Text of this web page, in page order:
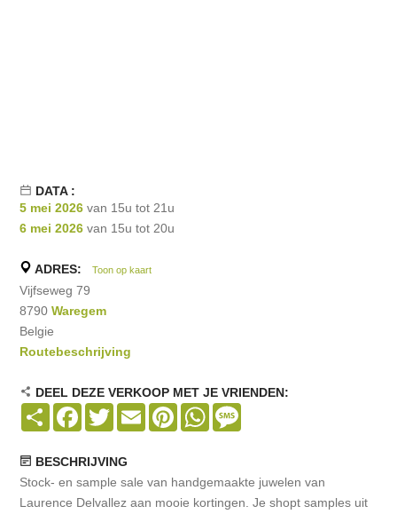
DATA :
5 mei 2026 van 15u tot 21u
6 mei 2026 van 15u tot 20u
ADRES: Toon op kaart
Vijfseweg 79
8790Waregem
Belgie
Routebeschrijving
DEEL DEZE VERKOOP MET JE VRIENDEN:
Share Facebook
TwitterEmail PinterestWhatsApp
BESCHRIJVING
Stock- en sample sale van handgemaakte juwelen van
Laurence Delvallez aan mooie kortingen. Je shopt samples uit